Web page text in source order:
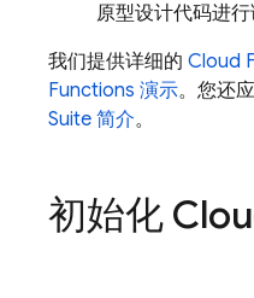
原型设计代码进行
我们提供详细的 Cloud
Functions 演示。您还
Suite 简介。
初始化